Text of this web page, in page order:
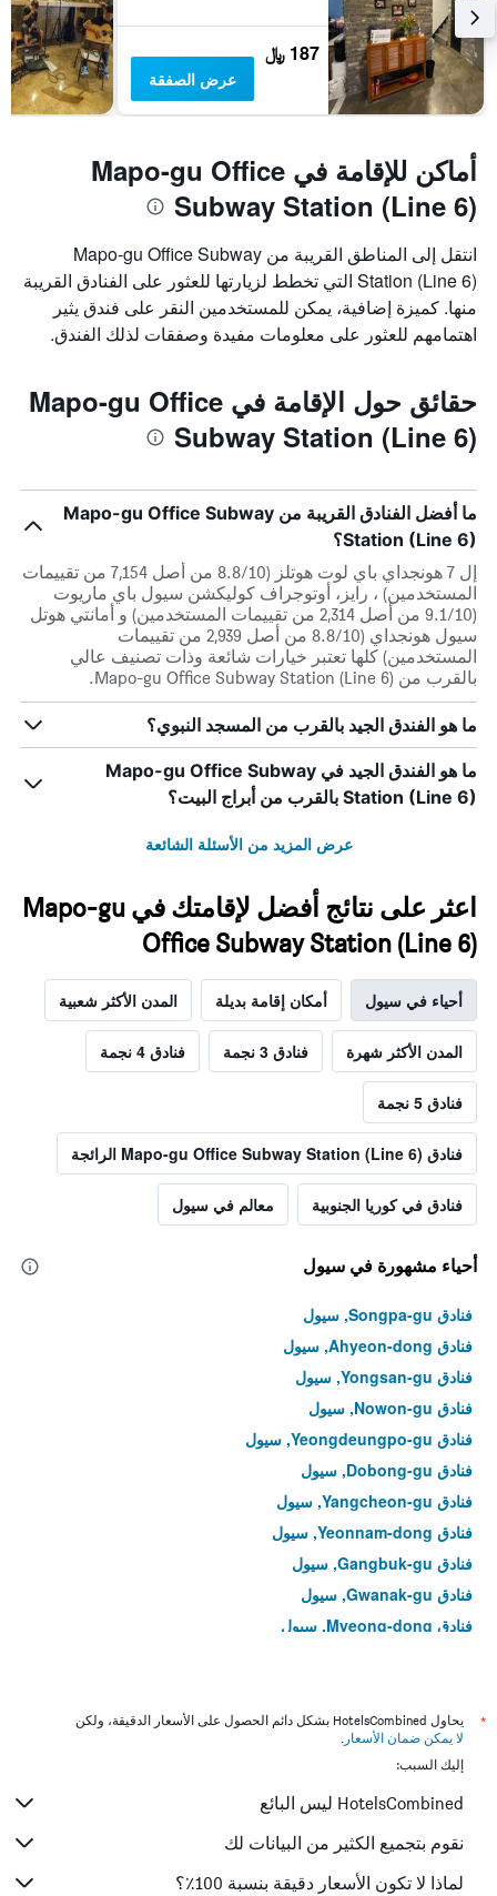
187 ﷼
عرض الصفقة
أماكن للإقامة في Mapo-gu Office
Subway Station (Line 6)
انتقل إلى المناطق القريبة من Mapo-gu Office Subway
Station (Line 6) التي تخطط لزيارتها للعثور على الفنادق القريبة
منها. كميزة إضافية، يمكن للمستخدمين النقر على فندق يثير
اهتمامهم للعثور على معلومات مفيدة وصفقات لذلك الفندق.
حقائق حول الإقامة في Mapo-gu Office
Subway Station (Line 6)
ما أفضل الفنادق القريبة من Mapo-gu Office Subway
Station (Line 6)؟
إل 7 هونجداي باي لوت هوتلز (8.8/10 من أصل 7,154 من تقييمات
المستخدمين) ، رايز، أوتوجراف كوليكشن سيول باي ماريوت
(9.1/10 من أصل 2,314 من تقييمات المستخدمين) و أمانتي هوتل
سيول هونجداي (8.8/10 من أصل 2,939 من تقييمات
المستخدمين) كلها تعتبر خيارات شائعة وذات تصنيف عالي
بالقرب من Mapo-gu Office Subway Station (Line 6).
ما هو الفندق الجيد بالقرب من المسجد النبوي؟
ما هو الفندق الجيد في Mapo-gu Office Subway
Station (Line 6) بالقرب من أبراج البيت؟
عرض المزيد من الأسئلة الشائعة
اعثر على نتائج أفضل لإقامتك في Mapo-gu
Office Subway Station (Line 6)
أحياء في سيول أمكان إقامة بديلة المدن الأكثر شعبية
المدن الأكثر شهرة فنادق 3 نجمة فنادق 4 نجمة
فنادق 5 نجمة
فنادق Mapo-gu Office Subway Station (Line 6) الرائجة
فنادق في كوريا الجنوبية معالم في سيول
أحياء مشهورة في سيول
فنادق Songpa-gu, سيول
فنادق Ahyeon-dong, سيول
فنادق Yongsan-gu, سيول
فنادق Nowon-gu, سيول
فنادق Yeongdeungpo-gu, سيول
فنادق Dobong-gu, سيول
فنادق Yangcheon-gu, سيول
فنادق Yeonnam-dong, سيول
فنادق Gangbuk-gu, سيول
فنادق Gwanak-gu, سيول
فنادق Myeong-dong, سيول
فنادق Bangi-dong, سيول
فنادق Gwangjin-gu, سيول
فنادق Gahoe-dong, سيول
فنادق Junggok-dong, سيول
فنادق Seongnae-dong, سيول
*
يحاول HotelsCombined بشكل دائم الحصول على الأسعار الدقيقة، ولكن
لا يمكن ضمان الأسعار .
إليك السبب:
HotelsCombined ليس البائع
نقوم بتجميع الكثير من البيانات لك
لماذا لا تكون الأسعار دقيقة بنسبة 100٪؟